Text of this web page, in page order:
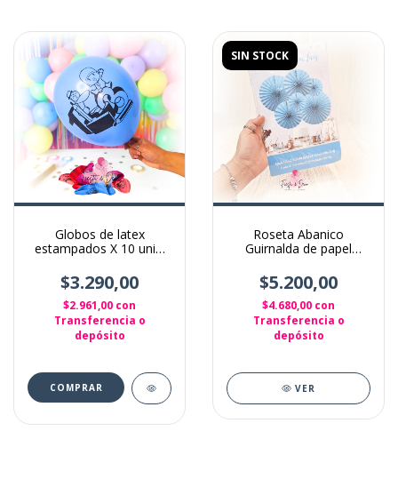
Globos de latex
estampados X 10 unid.
$3.290,00
$2.961,00 con
Transferencia o
depósito
SIN STOCK
Roseta Abanico
Guirnalda de papel
$5.200,00
$4.680,00 con
Transferencia o
depósito
VER